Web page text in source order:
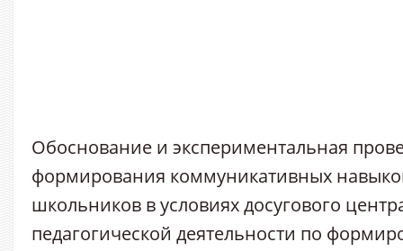
Обоснование и экспериментальная
формирования коммуникативных
школьников в условиях досугового
педагогической деятельности по